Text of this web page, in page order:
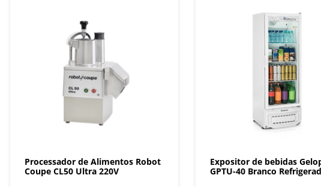
Processador de Alimentos Robot
Coupe CL50 Ultra 220V
Expositor de bebidas
GPTU-40 Branco